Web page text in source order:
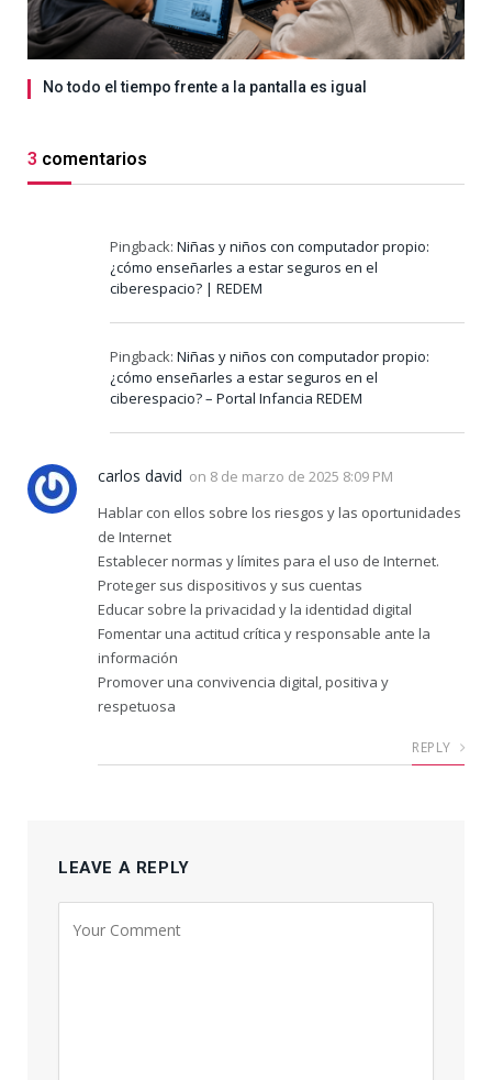
No todo el tiempo frente a la pantalla es igual
3 comentarios
Pingback: Niñas y niños con computador propio:
¿cómo enseñarles a estar seguros en el
ciberespacio? | REDEM
Pingback: Niñas y niños con computador propio:
¿cómo enseñarles a estar seguros en el
ciberespacio? – Portal Infancia REDEM
carlos david on 8 de marzo de 2025 8:09 PM
Hablar con ellos sobre los riesgos y las oportunidades
de Internet
Establecer normas y límites para el uso de Internet.
Proteger sus dispositivos y sus cuentas
Educar sobre la privacidad y la identidad digital
Fomentar una actitud crítica y responsable ante la
información
Promover una convivencia digital, positiva y
respetuosa
REPLY
LEAVE A REPLY